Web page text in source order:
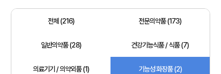
전체 (216) 전문의약품 (173)
일반의약품 (28) 건강기능식품 / 식품 (7)
의료기기 / 의약외품 (1) 기능성 화장품 (2)